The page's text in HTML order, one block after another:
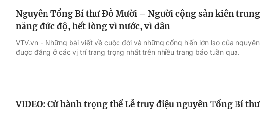
Nguyên Tổng Bí thư Đỗ Mười – Người cộng sản kiên
năng đức độ, hết lòng vì nước, vì dân
VTV.vn - Những bài viết về cuộc đời và những cống hiến lớn lao của
được đăng ở các vị trí trang trọng nhất trên nhiều trang báo tuần qua.
VIDEO: Cử hành trọng thể Lễ truy điệu nguyên Tổng Bí